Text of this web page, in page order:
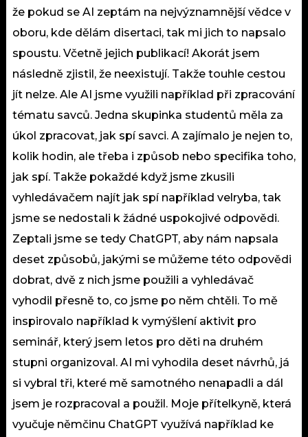
že pokud se AI zeptám na nejvýznamnější vědce v
oboru, kde dělám disertaci, tak mi jich to napsalo
spoustu. Včetně jejich publikací! Akorát jsem
následně zjistil, že neexistují. Takže touhle cestou
jít nelze. Ale AI jsme využili například při zpracování
tématu savců. Jedna skupinka studentů měla za
úkol zpracovat, jak spí savci. A zajímalo je nejen to,
kolik hodin, ale třeba i způsob nebo specifika toho,
jak spí. Takže pokaždé když jsme zkusili
vyhledávačem najít jak spí například velryba, tak
jsme se nedostali k žádné uspokojivé odpovědi.
Zeptali jsme se tedy ChatGPT, aby nám napsala
deset způsobů, jakými se můžeme této odpovědi
dobrat, dvě z nich jsme použili a vyhledávač
vyhodil přesně to, co jsme po něm chtěli. To mě
inspirovalo například k vymýšlení aktivit pro
seminář, který jsem letos pro děti na druhém
stupni organizoval. AI mi vyhodila deset návrhů, já
si vybral tři, které mě samotného nenapadli a dál
jsem je rozpracoval a použil. Moje přítelkyně, která
vyučuje němčinu ChatGPT využívá například ke